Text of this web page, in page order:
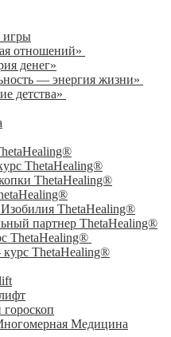
игры
отношений»
денег»
— энергия жизни»
детства»
ThetaHealing®
ThetaHealing®
ThetaHealing®
партнер ThetaHealing®
ThetaHealing®
ThetaHealing®
Медицина